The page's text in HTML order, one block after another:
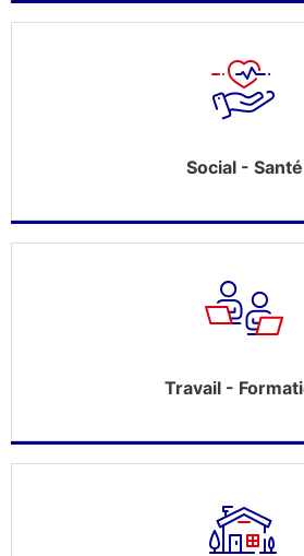
Social - Santé
Travail -